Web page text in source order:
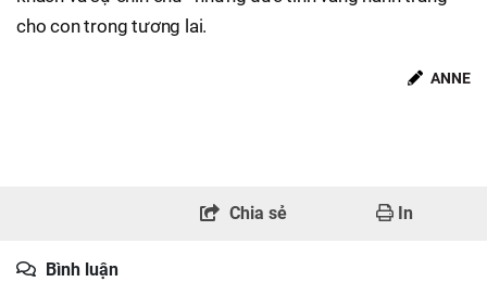
cho con trong tương lai.
ANNE
Chia sẻ In
Bình luận